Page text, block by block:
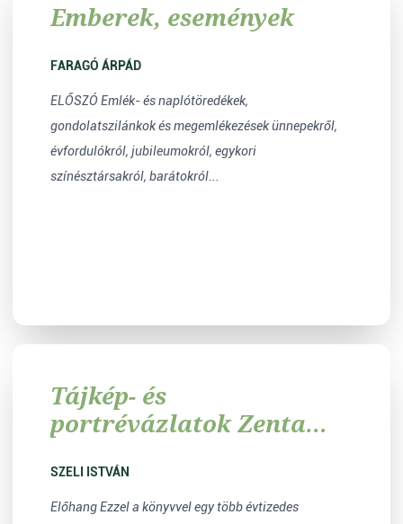
Emberek, események
FARAGÓ ÁRPÁD
ELŐSZÓ Emlék- és naplótöredékek,
gondolatszilánkok és megemlékezések ünnepekről,
évfordulókról, jubileumokról, egykori
színésztársakról, barátokról...
Tájkép- és
portrévázlatok Zenta
SZELI ISTVÁN
Előhang Ezzel a könyvvel egy több évtizedes